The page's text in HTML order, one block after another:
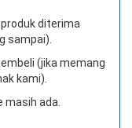
diterima
sampai).
(jika memang
kami).
ada.